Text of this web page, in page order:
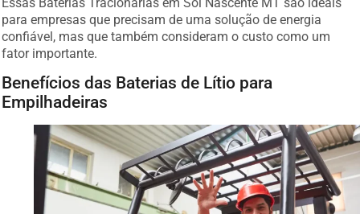
para empresas que precisam de uma solução de energia
confiável, mas que também consideram o custo como um
fator importante.
Benefícios das Baterias de Lítio para
Empilhadeiras